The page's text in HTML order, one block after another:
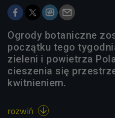
Ogrody botaniczne
początku tego
zieleni i powietrza
cieszenia się
kwitnieniem.
rozwiń 